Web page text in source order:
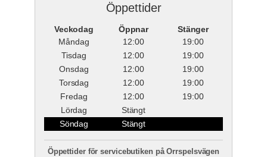
Öppettider
Veckodag Öppnar
Stänger
Måndag
12:00
19:00
Tisdag
12:00
19:00
Onsdag
12:00
19:00
Torsdag
12:00
19:00
Fredag
12:00
19:00
Lördag
Stängt
Söndag
Stängt
Öppettider för servicebutiken på Orrspelsvägen